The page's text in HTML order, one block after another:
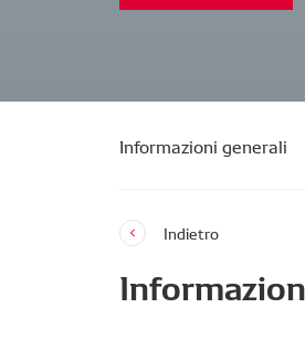
Informazioni generali
Indietro